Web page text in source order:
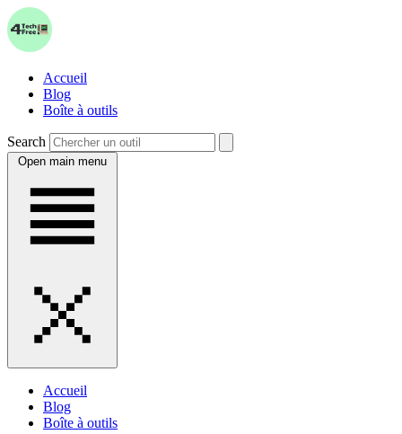
Accueil
Blog
Boîte à outils
Search
Open main menu
Accueil
Blog
Boîte à outils